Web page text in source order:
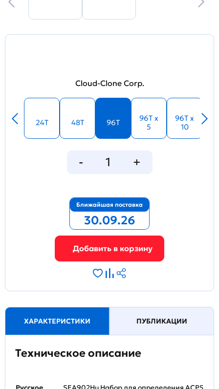
Cloud-Clone Corp.
24T 48T 96T
96T x
5
96T x
10
Ближайшая поставка
30.09.26
ХАРАКТЕРИСТИКИ ПУБЛИКАЦИИ
Техническое описание